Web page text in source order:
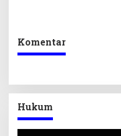
Komentar
Hukum